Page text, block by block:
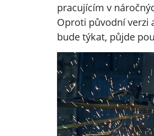
pracujícím v
Oproti původní verzi
bude týkat, půjde